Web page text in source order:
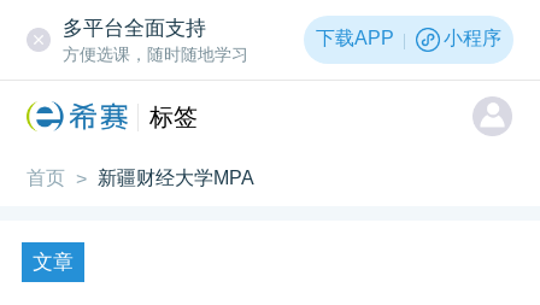
多平台全面支持
方便选课，随时随地学习
下载APP 小程序
标签
首页 > 新疆财经大学MPA
文章